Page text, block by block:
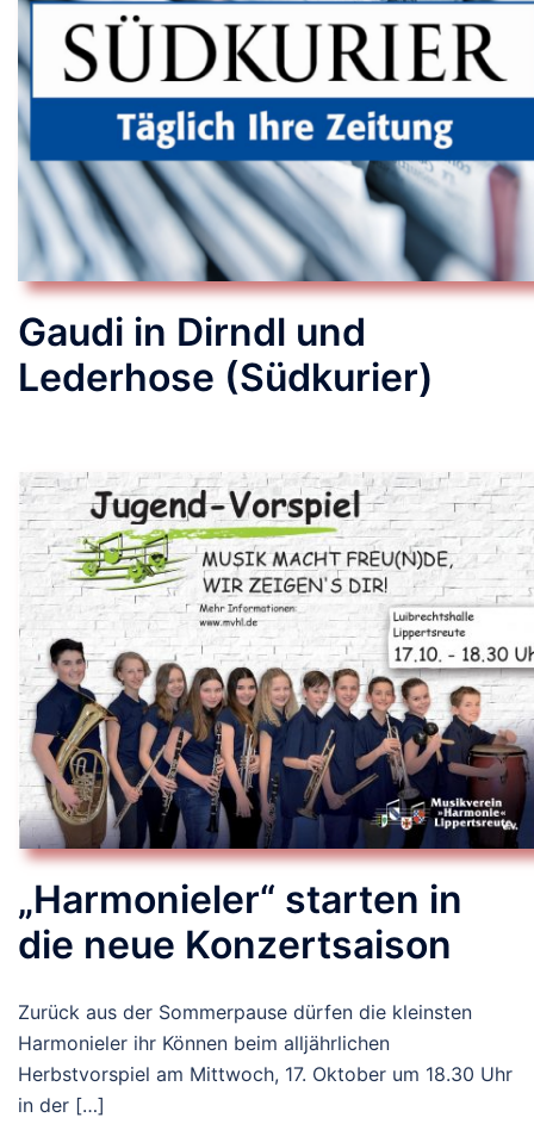
Gaudi in Dirndl und
Lederhose (Südkurier)
„Harmonieler“ starten in
die neue Konzertsaison
Zurück aus der Sommerpause dürfen die kleinsten
Harmonieler ihr Können beim alljährlichen
Herbstvorspiel am Mittwoch, 17. Oktober um 18.30 Uhr
in der […]